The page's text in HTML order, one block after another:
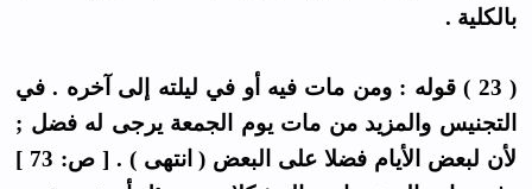
بالكلية .
( 23 ) قوله : ومن مات فيه أو في ليلته إلى آخره . في
التجنيس والمزيد من مات يوم الجمعة يرجى له فضل ;
لأن لبعض الأيام فضلا على البعض ( انتهى ) . [ ص: 73 ]